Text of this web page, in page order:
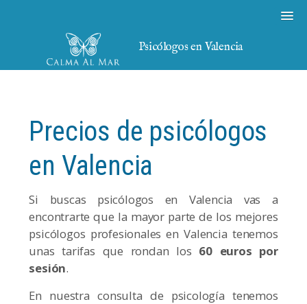
Psicólogos en Valencia
Precios de psicólogos
en Valencia
Si buscas psicólogos en Valencia vas a
encontrarte que la mayor parte de los mejores
psicólogos profesionales en Valencia tenemos
unas tarifas que rondan los 60 euros por
sesión.
En nuestra consulta de psicología tenemos